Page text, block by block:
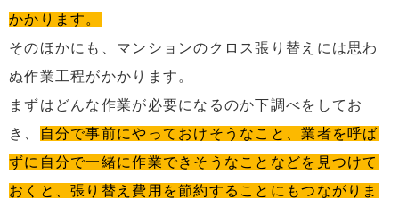
かかります。
そのほかにも、マンションのクロス張り替えには思わ
ぬ作業工程がかかります。
まずはどんな作業が必要になるのか下調べをしてお
き、
自分で事前にやっておけそうなこと、業者を呼ば
ずに自分で一緒に作業できそうなことなどを見つけて
おくと、張り替え費用を節約することにもつながりま